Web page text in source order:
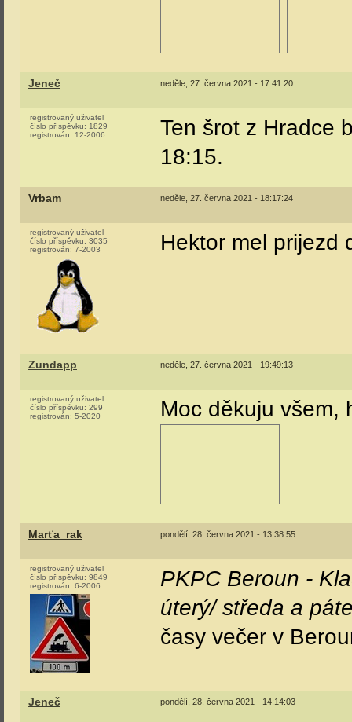
Jeneč neděle, 27. června 2021 - 17:41:20
registrovaný uživatel
číslo příspěvku: 1829
registrován: 12-2006
Ten šrot z Hradce
18:15.
Vrbam neděle, 27. června 2021 - 18:17:24
registrovaný uživatel
číslo příspěvku: 3035
registrován: 7-2003 Hektor mel prijezd
Zundapp neděle, 27. června 2021 - 19:49:13
registrovaný uživatel
číslo příspěvku: 299
registrován: 5-2020 Moc děkuju všem,
Marťa_rak pondělí, 28. června 2021 - 13:38:55
registrovaný uživatel
číslo příspěvku: 9849
registrován: 6-2006
PKPC Beroun -
úterý/ středa a
časy večer v
Jeneč pondělí, 28. června 2021 - 14:14:03